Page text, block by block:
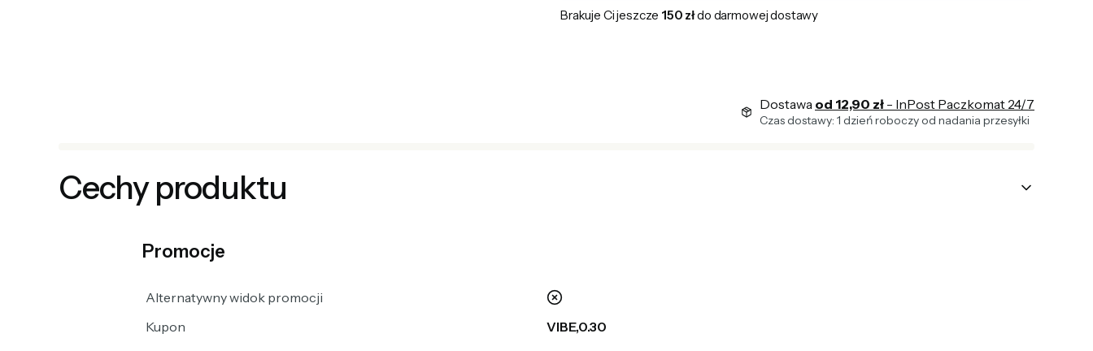
Brakuje Ci jeszcze 150 złdo darmowej dostawy
Dostawa od 12,90 zł - InPost Paczkomat 24/7
Czas dostawy: 1 dzień roboczy od nadania przesyłki
Cechy produktu
Promocje
Alternatywny widok promocji
nie
Kupon
VIBE,0.30